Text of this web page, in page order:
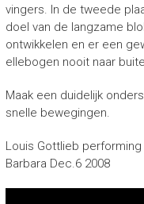
vingers. In de tweede
doel van de langzame
ontwikkelen en er een
ellebogen nooit naar
Maak een duidelijk
snelle bewegingen.
Louis Gottlieb
Barbara Dec.6 2008